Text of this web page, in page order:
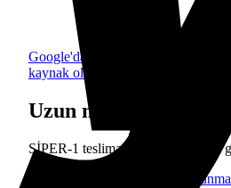
Google'da tercih edilen
kaynak olarak ekle
Uzun menzilli
SİPER-1 teslimatıyla Çelik Kubbe